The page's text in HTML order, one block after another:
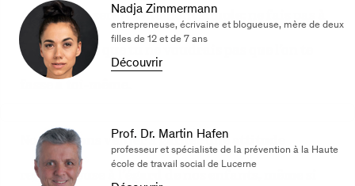
Au fond, ce serait tellement simple: ne fais pas à
un enfant ce que tu ne voudrais pas que l’on te
fasse à toi-même.
Nous devons veiller à garder une attitude
respectueuse à l’égard de nos enfants, même si
Nadja Zimmermann
entrepreneuse, écrivaine et blogueuse, mère de deux
filles de 12 et de 7 ans
Découvrir
Prof. Dr. Martin Hafen
professeur et spécialiste de la prévention à la Haute
école de travail social de Lucerne